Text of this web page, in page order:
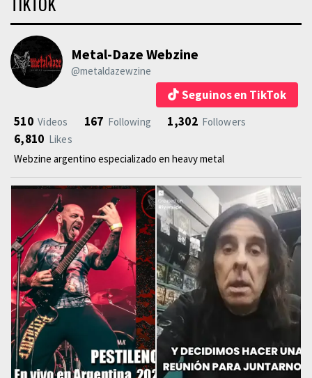
Metal-Daze Webzine
@metaldazewzine
Seguinos en TikTok
510 Videos 167 Following 1,302 Followers
6,810 Likes
Webzine argentino especializado en heavy metal